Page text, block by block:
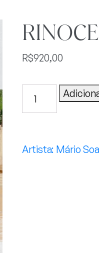
R$920,00
RINOCERONTE
quantidade
Mário